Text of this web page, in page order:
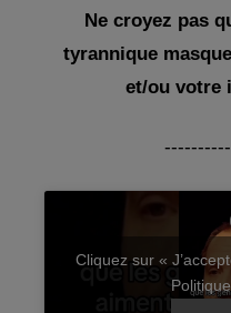
Ne croyez pas
tyrannique
et/ou votre
Cliquez sur «